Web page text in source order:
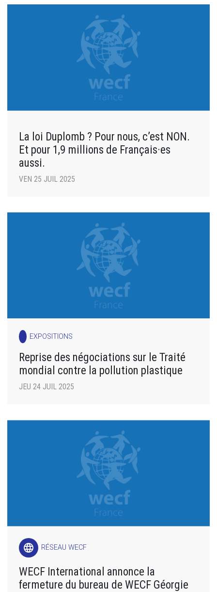
La loi Duplomb ? Pour nous, c’est NON.
Et pour 1,9 millions de Français·es
aussi.
VEN 25 JUIL 2025
EXPOSITIONS
Reprise des négociations sur le Traité
mondial contre la pollution plastique
JEU 24 JUIL 2025
language RÉSEAU WECF
WECF International annonce la
fermeture du bureau de WECF Géorgie